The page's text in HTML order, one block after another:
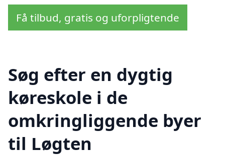
Få tilbud, gratis og uforpligtende
Søg efter en dygtig
køreskole i de
omkringliggende byer
til Løgten